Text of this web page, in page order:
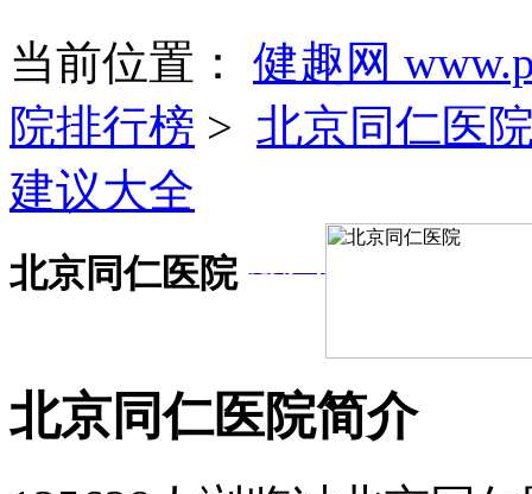
当前位置： 健趣网
院排行榜 > 北京同仁医
建议大全
北京同仁医院
北京同仁医院简介